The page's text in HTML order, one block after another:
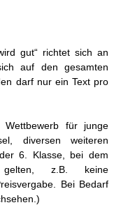
gut“ richtet sich an
auf den gesamten
darf nur ein Text pro
für junge
diversen weiteren
6. Klasse, bei dem
gelten, z.B. keine
Bei Bedarf